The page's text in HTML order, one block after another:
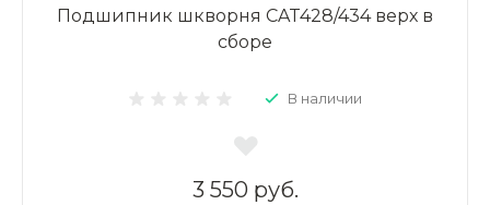
Подшипник шкворня CAT428/434 верх в
сборе
В наличии
3 550 руб.